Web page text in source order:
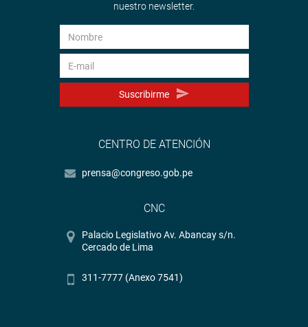
nuestro newsletter.
Suscribirme
CENTRO DE ATENCIÓN
prensa@congreso.gob.pe
CNC
Palacio Legislativo Av. Abancay s/n.
Cercado de Lima
311-7777 (Anexo 7541)